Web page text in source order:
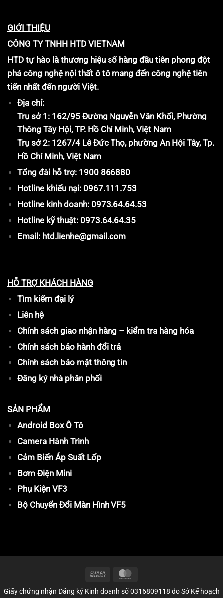
GIỚI THIỆU
CÔNG TY TNHH HTD VIETNAM
HTD tự hào là thương hiệu số hàng đầu tiên phong đột
phá công nghệ nội thất ô tô mang đến công nghệ tiên
tiến nhất đến người Việt.
Địa chỉ:
Trụ sở 1: 162/95 Đường Nguyễn Văn Khối, Phường
Thông Tây Hội, TP. Hồ Chí Minh, Việt Nam
Trụ sở 2: 1267/4 Lê Đức Thọ, phường An Hội Tây, Tp.
Hồ Chí Minh, Việt Nam
Tổng đài hỗ trợ: 1900 866880
Hotline khiếu nại: 0967.111.753
Hotline kinh doanh: 0973.64.64.53
Hotline kỹ thuật: 0973.64.64.35
Email: htd.lienhe@gmail.com
HỖ TRỢ KHÁCH HÀNG
Tìm kiếm đại lý
Liên hệ
Chính sách giao nhận hàng – kiểm tra hàng hóa
Chính sách bảo hành đổi trả
Chính sách bảo mật thông tin
Đăng ký nhà phân phối
SẢN PHẨM
Android Box Ô Tô
Camera Hành Trình
Cảm Biến Áp Suất Lốp
Bơm Điện Mini
Phụ Kiện VF3
Bộ Chuyển Đổi Màn Hình VF5
Giấy chứng nhận Đăng ký Kinh doanh số 0316809118 do Sở Kế hoạch